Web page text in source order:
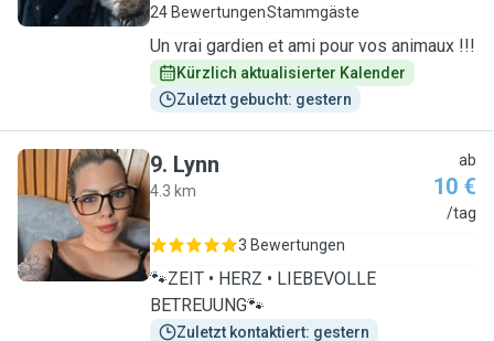
24 BewertungenStammgäste
Un vrai gardien et ami pour vos animaux !!!
Kürzlich aktualisierter Kalender
Zuletzt gebucht: gestern
L
9. Lynn
4.3 km
ab
10 €
/tag
3 Bewertungen
🐾ZEIT • HERZ • LIEBEVOLLE
BETREUUNG🐾
Zuletzt kontaktiert: gestern